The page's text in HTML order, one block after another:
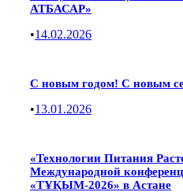
АТБАСАР»
•14.02.2026
С новым годом! С новым
•13.01.2026
«Технологии Питания
Международной
«ТҰҚЫМ-2026» в Астане